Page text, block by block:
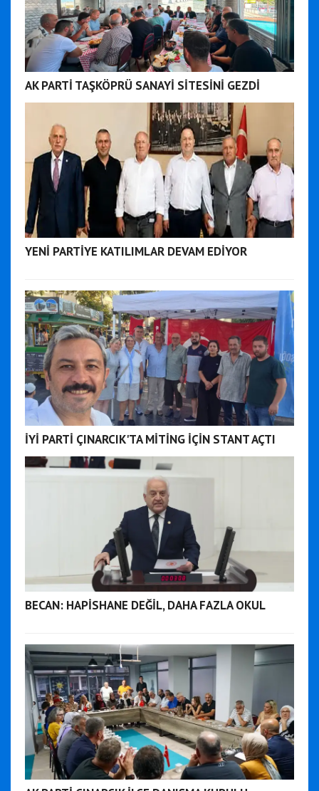
AK PARTİ TAŞKÖPRÜ SANAYİ SİTESİNİ GEZDİ
YENİ PARTİYE KATILIMLAR DEVAM EDİYOR
İYİ PARTİ ÇINARCIK'TA MİTİNG İÇİN STANT AÇTI
BECAN: HAPİSHANE DEĞİL, DAHA FAZLA OKUL